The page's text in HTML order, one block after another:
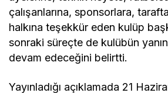
çalışanlarına, sponsorlara,
halkına teşekkür eden kulüp
sonraki süreçte de kulübün
devam edeceğini belirtti.
Yayınladığı açıklamada 21